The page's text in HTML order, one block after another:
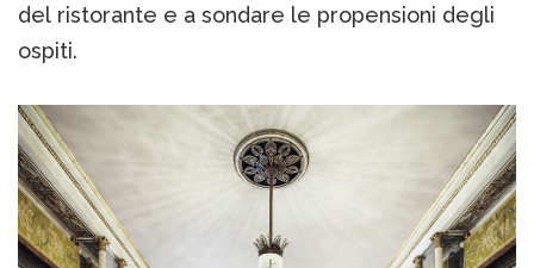
del ristorante e a sondare le propensioni degli
ospiti.